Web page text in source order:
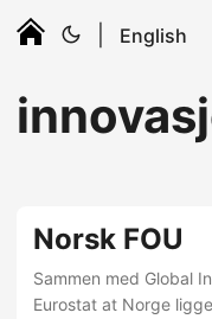
English
Norsk FOU
Sammen med Global
Eurostat at Norge